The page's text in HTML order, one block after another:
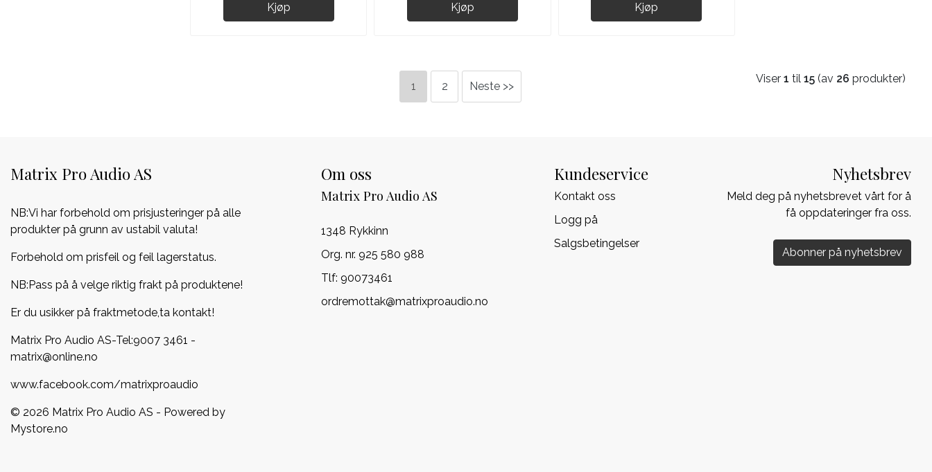
Kjøp Kjøp Kjøp
1 2 Neste >>
Viser 1 til 15(av 26 produkter)
Matrix Pro Audio AS
NB:Vi har forbehold om prisjusteringer på alle
produkter på grunn av ustabil valuta!
Forbehold om prisfeil og feil lagerstatus.
NB:Pass på å velge riktig frakt på produktene!
Er du usikker på fraktmetode,ta kontakt!
Matrix Pro Audio AS-Tel:9007 3461 -
matrix@online.no
www.facebook.com/matrixproaudio
© 2026 Matrix Pro Audio AS - Powered by
Mystore.no
Om oss
Matrix Pro Audio AS
1348 Rykkinn
Org. nr. 925 580 988
Tlf: 90073461
ordremottak@matrixproaudio.no
Kundeservice
Kontakt oss
Logg på
Salgsbetingelser
Nyhetsbrev
Meld deg på nyhetsbrevet vårt for å
få oppdateringer fra oss.
Abonner på nyhetsbrev